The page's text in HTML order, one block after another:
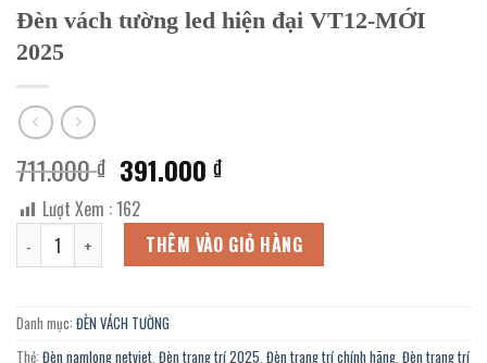
Đèn vách tường led hiện đại VT12-MỚI
2025
711.000₫ Giá
gốc
là:
711.000 ₫.
391.000₫Giá
tại
là:
391.000 ₫.
Lượt Xem :162
Đèn vách tường led hiện đại VT12-MỚI 2025 số lượng
THÊM VÀO GIỎ HÀNG
Danh mục: ĐÈN VÁCH TƯỜNG
Thẻ: Đèn namlong netviet, Đèn trang trí 2025, Đèn trang trí chính hãng, Đèn trang trí